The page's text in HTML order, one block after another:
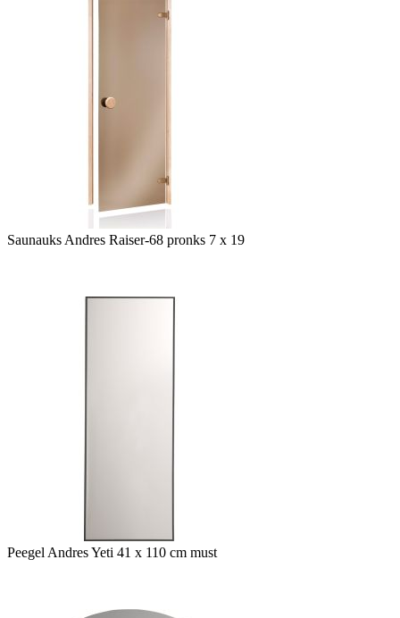
Saunauks Andres Raiser-68 pronks 7 x 19
Peegel Andres Yeti 41 x 110 cm must